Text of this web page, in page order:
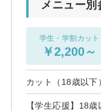
メニュー別
学生・学割カット
￥2,200～
カット（18歳以下
【学生応援】18